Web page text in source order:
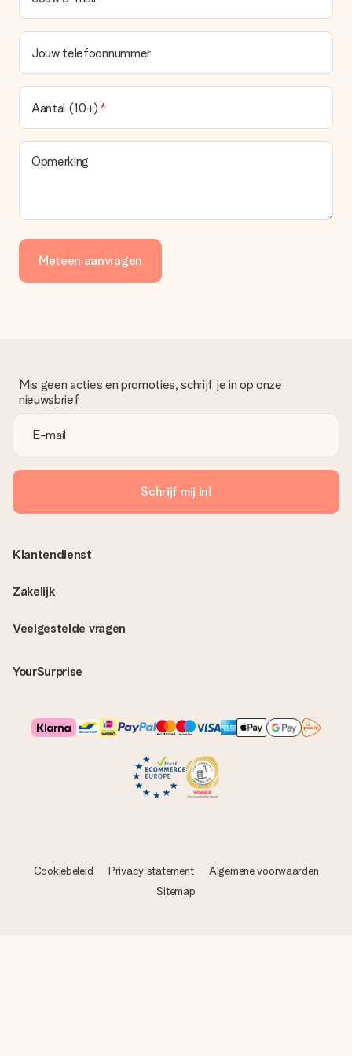
Wordt de factuur met de bestelling meegestuurd?
Er wordt geen factuur meegestuurd bij je bestelling. Je
ontvangt deze bij de bevestiging van de verzending en je kunt
deze ook altijd terugvinden in jouw MySurprise. Je kunt dus
Jouw telefoonnummer
Aantal (10+)
Opmerking
Meteen aanvragen
Mis geen acties en promoties, schrijf je in op onze
nieuwsbrief
Schrijf mij in!
Veelgestelde vragen
YourSurprise
Klantendienst
Zakelijk
Cookiebeleid Privacy statement
Algemene voorwaarden
Sitemap